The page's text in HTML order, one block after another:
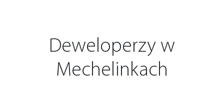
Deweloperzy w
Mechelinkach